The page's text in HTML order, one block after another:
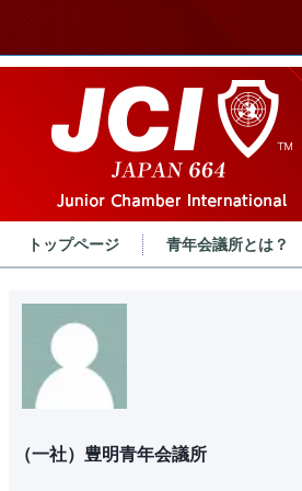
トップページ 青年会議所とは？
（一社）豊明青年会議所